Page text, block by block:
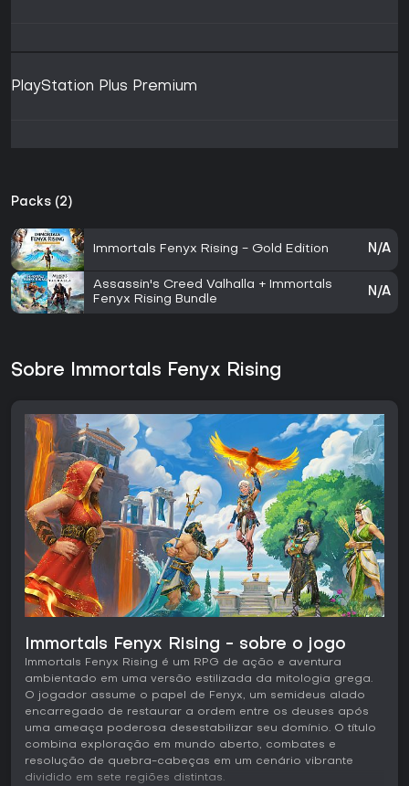
PlayStation Plus Premium
Packs (2)
Immortals Fenyx Rising - Gold Edition N/A
Assassin's Creed Valhalla + Immortals
Fenyx Rising Bundle
N/A
Sobre Immortals Fenyx Rising
Immortals Fenyx Rising - sobre o jogo
Immortals Fenyx Rising é um RPG de ação e aventura
ambientado em uma versão estilizada da mitologia grega.
O jogador assume o papel de Fenyx, um semideus alado
encarregado de restaurar a ordem entre os deuses após
uma ameaça poderosa desestabilizar seu domínio. O título
combina exploração em mundo aberto, combates e
resolução de quebra-cabeças em um cenário vibrante
dividido em sete regiões distintas.